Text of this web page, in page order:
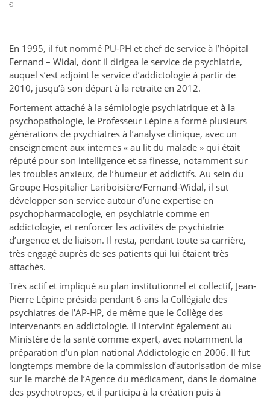
©
En 1995, il fut nommé PU-PH et chef de service à l’hôpital
Fernand – Widal, dont il dirigea le service de psychiatrie,
auquel s’est adjoint le service d’addictologie à partir de
2010, jusqu’à son départ à la retraite en 2012.
Fortement attaché à la sémiologie psychiatrique et à la
psychopathologie, le Professeur Lépine a formé plusieurs
générations de psychiatres à l’analyse clinique, avec un
enseignement aux internes « au lit du malade » qui était
réputé pour son intelligence et sa finesse, notamment sur
les troubles anxieux, de l’humeur et addictifs. Au sein du
Groupe Hospitalier Lariboisière/Fernand-Widal, il sut
développer son service autour d’une expertise en
psychopharmacologie, en psychiatrie comme en
addictologie, et renforcer les activités de psychiatrie
d’urgence et de liaison. Il resta, pendant toute sa carrière,
très engagé auprès de ses patients qui lui étaient très
attachés.
Très actif et impliqué au plan institutionnel et collectif, Jean-
Pierre Lépine présida pendant 6 ans la Collégiale des
psychiatres de l’AP-HP, de même que le Collège des
intervenants en addictologie. Il intervint également au
Ministère de la santé comme expert, avec notamment la
préparation d’un plan national Addictologie en 2006. Il fut
longtemps membre de la commission d’autorisation de mise
sur le marché de l’Agence du médicament, dans le domaine
des psychotropes, et il participa à la création puis à